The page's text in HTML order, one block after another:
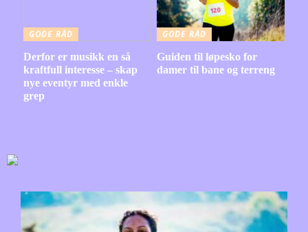
GODE RÅD
Derfor er musikk en så
kraftfull interesse – skap
nye eventyr med enkle
grep
GODE RÅD
Guiden til løpesko for
damer til bane og terreng